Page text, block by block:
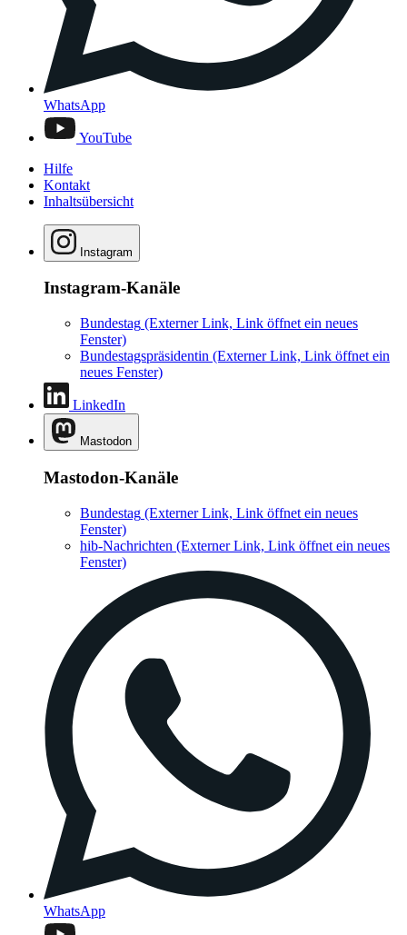
WhatsApp
YouTube
Hilfe
Kontakt
Inhaltsübersicht
Instagram
Instagram-Kanäle
Bundestag (Externer Link, Link öffnet ein neues
Fenster)
Bundestagspräsidentin (Externer Link, Link öffnet ein
neues Fenster)
LinkedIn
Mastodon
Mastodon-Kanäle
Bundestag (Externer Link, Link öffnet ein neues
Fenster)
hib-Nachrichten (Externer Link, Link öffnet ein neues
Fenster)
WhatsApp